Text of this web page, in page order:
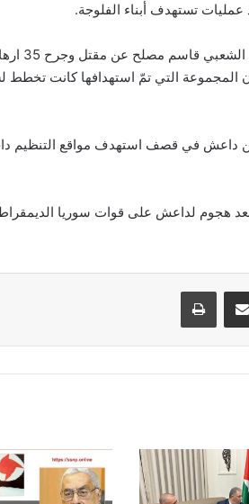
تستهدف أبناء الفلوجة.
يأتي ذلك بعد
المجموعة التي تمّ استهدافها كانت
العراقي أعلن عن مقتل 15 عنصراً من داعش في قصف استهدف مواقع
بعد هجوم لداعش على قوات سوريا